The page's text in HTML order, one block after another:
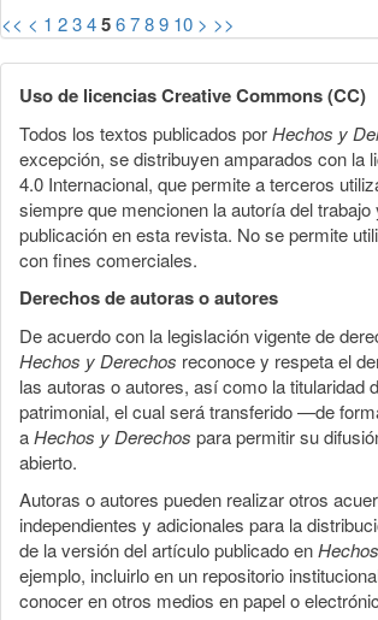
<< < 1 23456789 10 > >>
Uso de licencias Creative Commons (CC)
Todos los textos publicados porHechos y
excepción, se distribuyen amparados con la
4.0 Internacional, que permite a terceros
siempre que mencionen la autoría del trabajo
publicación en esta revista. No se permite
con fines comerciales.
Derechos de autoras o autores
De acuerdo con la legislación vigente de
Hechos y Derechos reconoce y respeta el
las autoras o autores, así como la titularidad
patrimonial, el cual será transferido —de
aHechos y Derechos para permitir su
abierto.
Autoras o autores pueden realizar otros
independientes y adicionales para la
de la versión del artículo publicado en
ejemplo, incluirlo en un repositorio
conocer en otros medios en papel o